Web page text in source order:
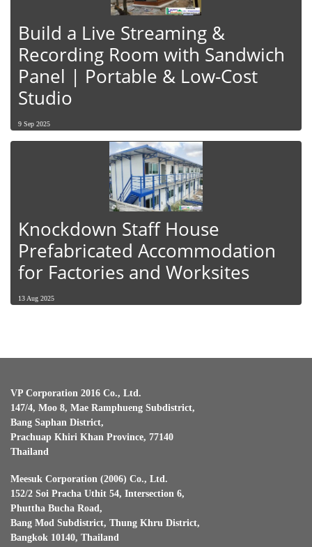
Build a Live Streaming &
Recording Room with Sandwich
Panel | Portable & Low-Cost
Studio
9 Sep 2025
Knockdown Staff House
Prefabricated Accommodation
for Factories and Worksites
13 Aug 2025
VP Corporation 2016 Co., Ltd.
147/4, Moo 8, Mae Ramphueng Subdistrict,
Bang Saphan District,
Prachuap Khiri Khan Province, 77140
Thailand
Meesuk Corporation (2006) Co., Ltd.
152/2 Soi Pracha Uthit 54, Intersection 6,
Phuttha Bucha Road,
Bang Mod Subdistrict, Thung Khru District,
Bangkok 10140, Thailand